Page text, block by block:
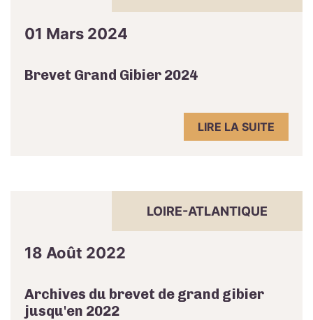
01 Mars 2024
Brevet Grand Gibier 2024
LIRE LA SUITE
LOIRE-ATLANTIQUE
18 Août 2022
Archives du brevet de grand gibier
jusqu'en 2022